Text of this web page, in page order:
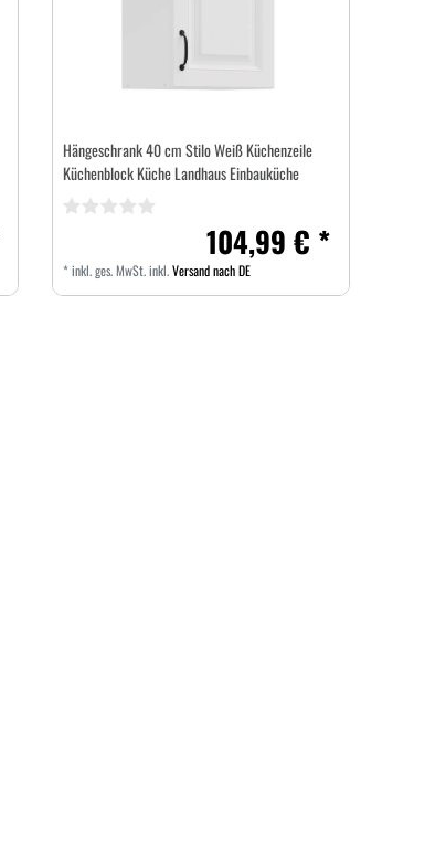
Hängeschrank 40 cm Stilo Weiß Küchenzeile
Küchenblock Küche Landhaus Einbauküche
104,99 € *
*inkl. ges. MwSt.inkl.Versand nach DE